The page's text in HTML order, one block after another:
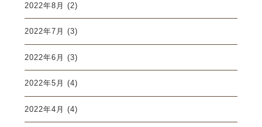
2022年8月 (2)
2022年7月 (3)
2022年6月 (3)
2022年5月 (4)
2022年4月 (4)